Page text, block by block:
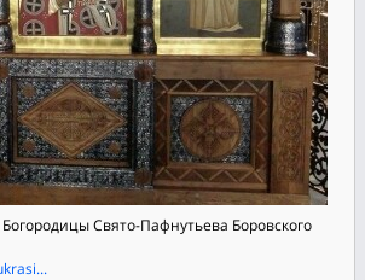
Свято-Пафнутьева Боровского